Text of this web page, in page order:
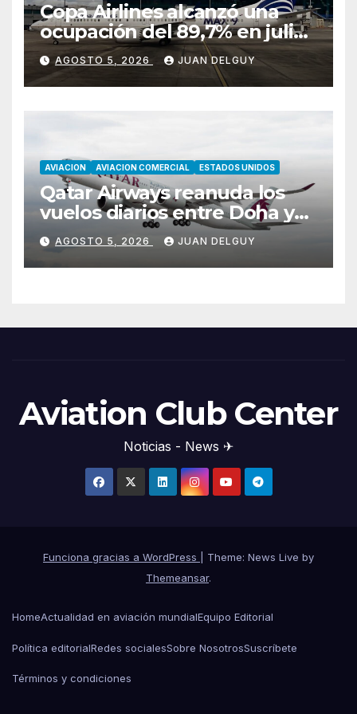
Copa Airlines alcanzó una
ocupación del 89,7% en julio
tras aumentar un 17,4% su
tráfico de pasajeros
AGOSTO 5, 2026 JUAN DELGUY
AVIACION AVIACION COMERCIAL ESTADOS UNIDOS
Qatar Airways reanuda los
vuelos diarios entre Doha y
Filadelfia con Airbus A350
AGOSTO 5, 2026 JUAN DELGUY
Aviation Club Center
Noticias - News ✈
Funciona gracias a WordPress
Theme: News Live by
Themeansar.
HomeActualidad en aviación mundialEquipo Editorial
Política editorialRedes socialesSobre NosotrosSuscríbete
Términos y condiciones